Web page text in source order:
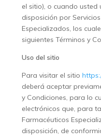
el sitio), o cuando
disposición por
Especializados, los
siguientes Términos y
Uso del sitio
Para visitar el sitio
deberá aceptar
y Condiciones, para lo
electrónicos que, para
Farmacéuticos
disposición, de